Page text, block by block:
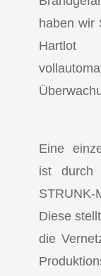
haben wir
Eine
ist durch
Diese
die